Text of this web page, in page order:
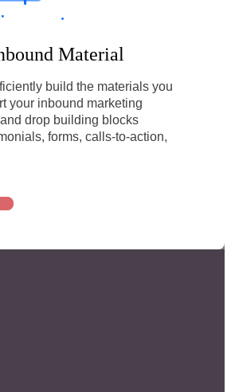
Material
build the materials you
your inbound marketing
drop building blocks
forms, calls-to-action,